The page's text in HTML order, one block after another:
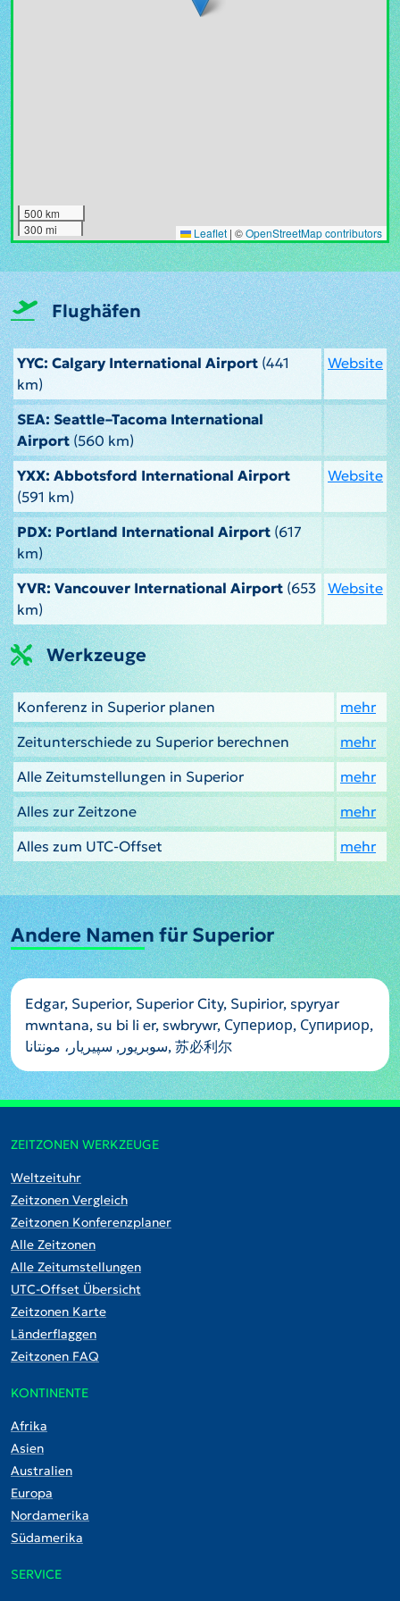
500 km
300 mi
Leaflet | ©OpenStreetMap contributors
Flughäfen
YYC: Calgary International Airport (441
km)
Website
SEA: Seattle–Tacoma International
Airport(560 km)
YXX: Abbotsford International Airport
(591 km)
Website
PDX: Portland International Airport(617
km)
YVR: Vancouver International Airport (653
km)
Website
Werkzeuge
Konferenz in Superior planen
mehr
Zeitunterschiede zu Superior berechnen
mehr
Alle Zeitumstellungen in Superior
mehr
Alles zur Zeitzone
mehr
Alles zum UTC-Offset
mehr
Andere Namen für Superior
Edgar, Superior, Superior City, Supirior, spyryar
mwntana, su bi li er, swbrywr, Супериор, Супириор,
سوبريور, سپیریار، مونتانا, 苏必利尔
ZEITZONEN WERKZEUGE
Weltzeituhr
Zeitzonen Vergleich
Zeitzonen Konferenzplaner
Alle Zeitzonen
Alle Zeitumstellungen
UTC-Offset Übersicht
Zeitzonen Karte
Länderflaggen
Zeitzonen FAQ
KONTINENTE
Afrika
Asien
Australien
Europa
Nordamerika
Südamerika
SERVICE